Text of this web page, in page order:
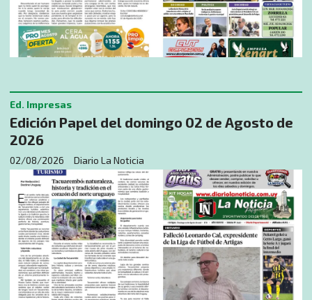
Edición Papel del domingo 02 de Agosto de
2026
Diario La Noticia
Ed. Impresas
02/08/2026